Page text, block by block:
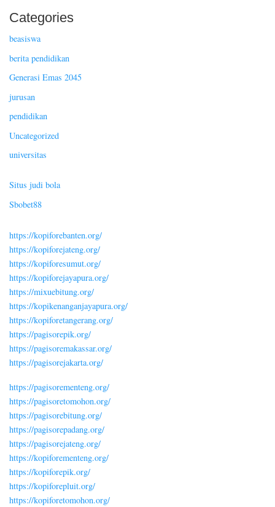
Categories
beasiswa
berita pendidikan
Generasi Emas 2045
jurusan
pendidikan
Uncategorized
universitas
Situs judi bola
Sbobet88
https://kopiforebanten.org/
https://kopiforejateng.org/
https://kopiforesumut.org/
https://kopiforejayapura.org/
https://mixuebitung.org/
https://kopikenanganjayapura.org/
https://kopiforetangerang.org/
https://pagisorepik.org/
https://pagisoremakassar.org/
https://pagisorejakarta.org/
https://pagisorementeng.org/
https://pagisoretomohon.org/
https://pagisorebitung.org/
https://pagisorepadang.org/
https://pagisorejateng.org/
https://kopiforementeng.org/
https://kopiforepik.org/
https://kopiforepluit.org/
https://kopiforetomohon.org/